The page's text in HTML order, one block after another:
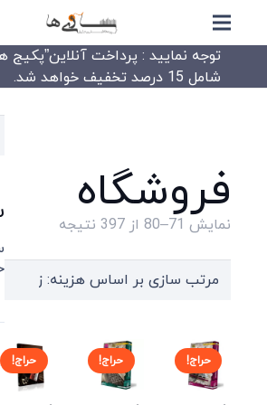
توجه نمایید : پرداخت آنلاین”پکیج
شامل 15 درصد تخفیف خواهد شد.
فروشگاه
نمایش 71–80 از 397 نتیجه
price:
low
حراج! حراج! حراج!